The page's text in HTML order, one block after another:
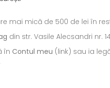
mai mică de 500 de lei în
din str. Vasile Alecsandri nr.
în Contul meu (link) sau ia